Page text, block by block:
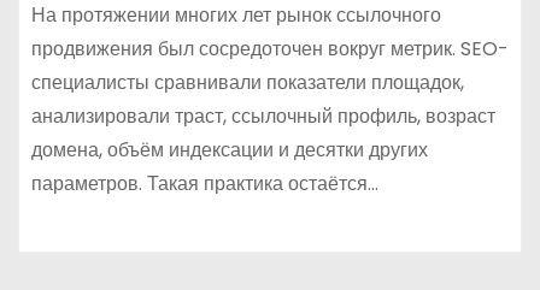
На протяжении многих лет рынок ссылочного
продвижения был сосредоточен вокруг метрик. SEO-
специалисты сравнивали показатели площадок,
анализировали траст, ссылочный профиль, возраст
домена, объём индексации и десятки других
параметров. Такая практика остаётся…